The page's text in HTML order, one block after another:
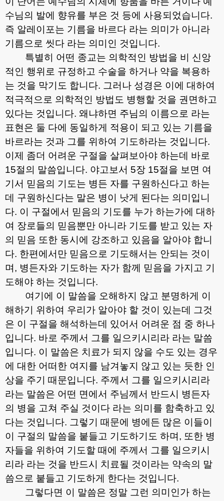
수님의 발에 향유를 부은 것 등에 사용되었습니다.
즉 알레이포는 기름을 바르다 라는 의미가 아니라
기름으로 씻다 라는 의미인 것입니다.
특별히 어떤 종교는 의학적인 방법을 비 신앙
적인 행위로 규정하고 수술을 하거나 약을 복용하
는 것을 막기도 합니다. 그러나 성경은 이에 대하여
적극적으로 의학적인 방법도 병행할 것을 권면하고
있다는 것입니다. 왜냐하면 주님의 이름으로 라는
표현은 둘 다에 동일하게 적용이 되고 있는 기름을
바르라는 것과 그를 위하여 기도하라는 것입니다.
이제 좀더 어려운 구절을 살펴보아야 하는데 바로
15절의 말씀입니다. 야고보서 5장 15절을 보면 여
기서 믿음의 기도는 병든 자를 구원하신다고 하는
데 구원하신다는 말은 병이 낫게 된다는 의미입니
다. 이 구절에서 믿음의 기도를 누가 하는가에 대하
여 장로들의 믿음뿐만 아니라 기도를 받고 있는 자
의 믿음 또한 동시에 강조하고 있음을 알아야 합니
다. 한편에서만 믿음으로 기도해서는 안되는 것이
며 , 병든자와 기도하는 자가 함께 믿음을 가지고 기
도해야 하는 것입니다.
여기에 이 말씀을 오해하지 않고 분명하게 이
해하기 위하여 우리가 알아야 할 것이 있는데 그것
은 이 구절을 해석하는데 있어서 어려운 점 중 하나
입니다. 바로 주께서 그를 일으키시리라 라는 말씀
입니다. 이 말씀은 치료가 되지 않을 수도 있는 경우
에 대한 어떠한 여지를 남겨놓지 않고 있는 듯한 인
상을 주기 때문입니다. 주께서 그를 일으키시리라
라는 말씀은 어떤 면에서 주님께서 반드시 병든자
의 병을 고쳐 주실 것이다 라는 의미를 함축하고 있
다는 것입니다. 그렇기 때문에 병에든 많은 이들이
이 구절의 말씀을 붙들고 기도하기도 하며 , 또한 병
자들을 위하여 기도할 때에 주께서 그를 일으키시
리라 라는 것을 반드시 치료될 것이라는 약속의 말
씀으로 붙들고 기도하게 한다는 것입니다.
그렇다면 이 말씀은 정말 그런 의미인가 하는